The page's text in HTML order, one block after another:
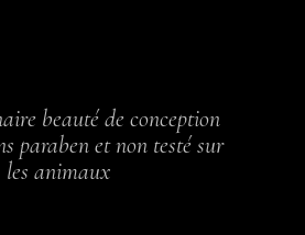
beauté de conception
paraben et non testé sur
les animaux